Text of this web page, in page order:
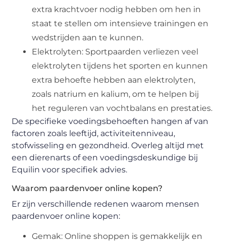
extra krachtvoer nodig hebben om hen in
staat te stellen om intensieve trainingen en
wedstrijden aan te kunnen.
Elektrolyten: Sportpaarden verliezen veel
elektrolyten tijdens het sporten en kunnen
extra behoefte hebben aan elektrolyten,
zoals natrium en kalium, om te helpen bij
het reguleren van vochtbalans en prestaties.
De specifieke voedingsbehoeften hangen af van
factoren zoals leeftijd, activiteitenniveau,
stofwisseling en gezondheid. Overleg altijd met
een dierenarts of een voedingsdeskundige bij
Equilin voor specifiek advies.
Waarom paardenvoer online kopen?
Er zijn verschillende redenen waarom mensen
paardenvoer online kopen:
Gemak: Online shoppen is gemakkelijk en